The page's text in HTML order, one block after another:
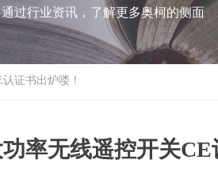
率无线遥控开关CE
通过行业资讯，了解更多奥柯的侧面
证书出炉喽！